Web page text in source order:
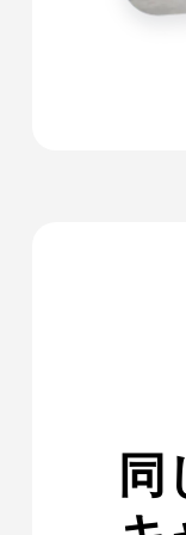
同